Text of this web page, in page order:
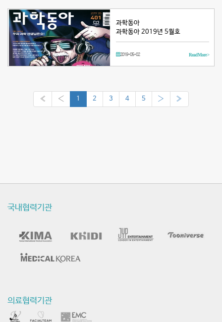
과학동아
과학동아 2019년 5월호
2019-05-02 Read More >
« ‹ 1 2 3 4 5 › »
국내협력기관
의료협력기관